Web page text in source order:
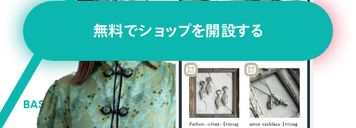
無料でショップを開設する
BASEの強み